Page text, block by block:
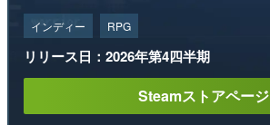
インディー RPG
リリース日：2026年第4四半期
Steamストアページ